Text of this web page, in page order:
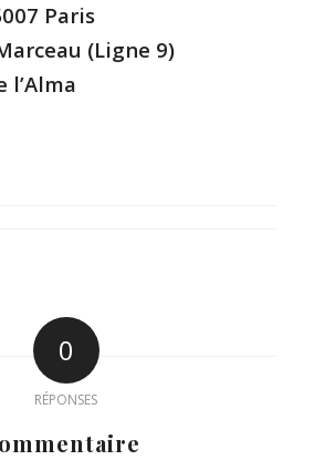
Paris
(Ligne 9)
l’Alma
0
RÉPONSES